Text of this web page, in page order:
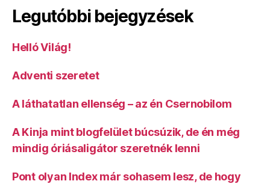
Legutóbbi bejegyzések
Helló Világ!
Adventi szeretet
A láthatatlan ellenség – az én Csernobilom
A Kinja mint blogfelület búcsúzik, de én még
mindig óriásaligátor szeretnék lenni
Pont olyan Index már sohasem lesz, de hogy